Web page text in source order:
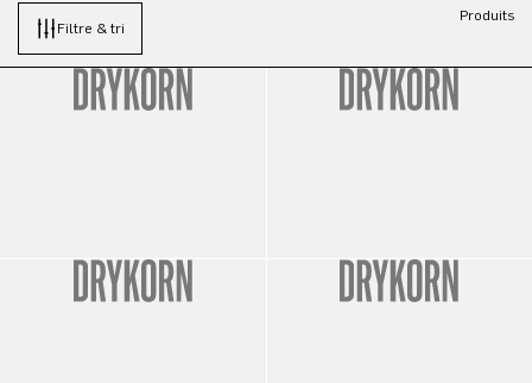
Filtre & tri
Produits